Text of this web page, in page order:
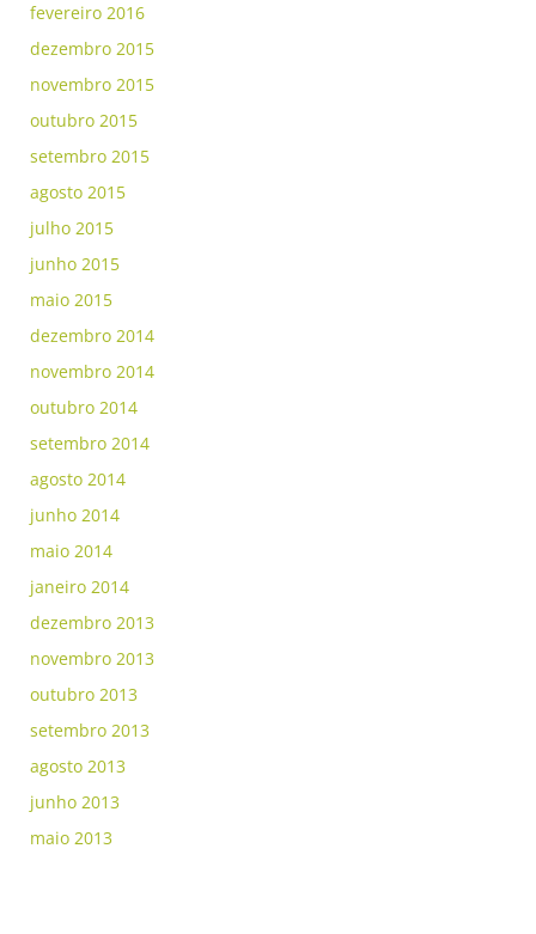
fevereiro 2016
dezembro 2015
novembro 2015
outubro 2015
setembro 2015
agosto 2015
julho 2015
junho 2015
maio 2015
dezembro 2014
novembro 2014
outubro 2014
setembro 2014
agosto 2014
junho 2014
maio 2014
janeiro 2014
dezembro 2013
novembro 2013
outubro 2013
setembro 2013
agosto 2013
junho 2013
maio 2013